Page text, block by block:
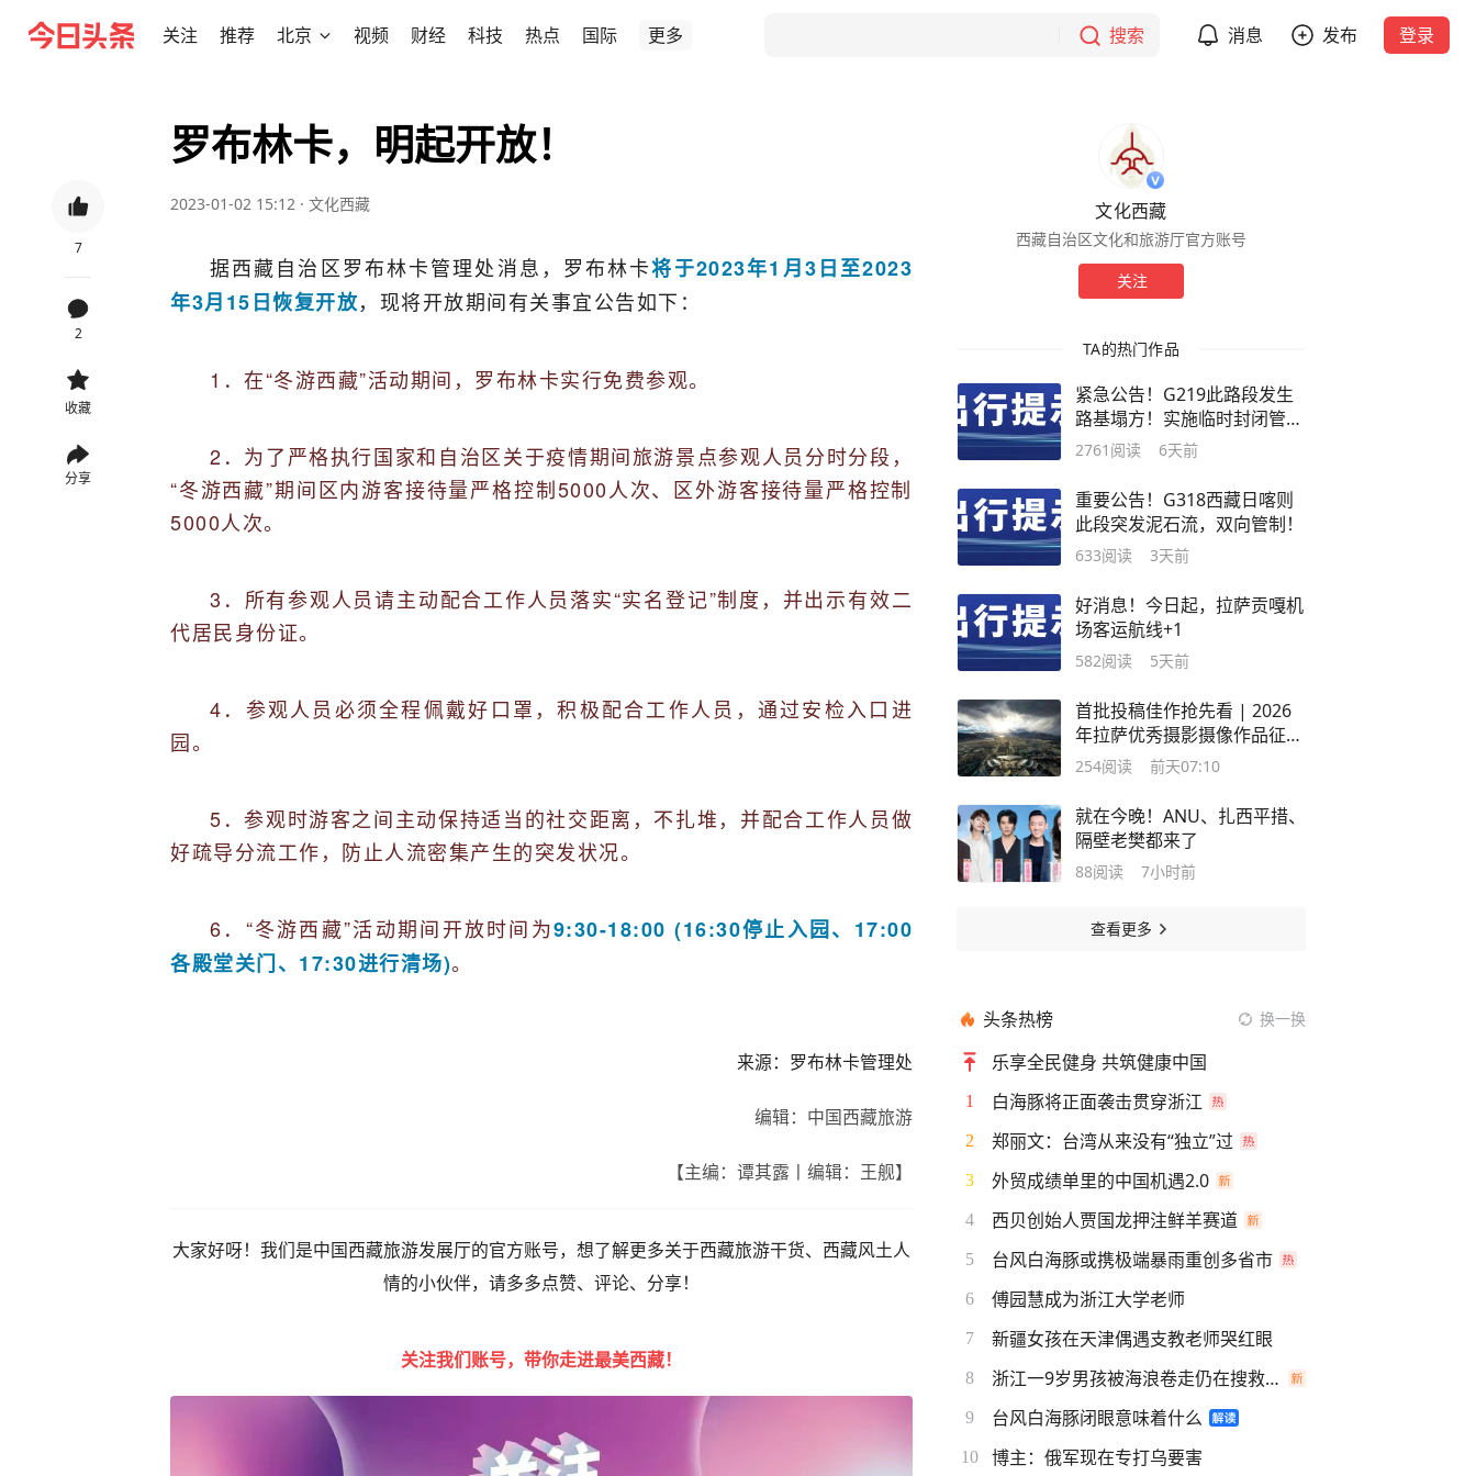
关注 推荐 北京 视频 财经 科技 热点 国际 更多 搜索 消息 发布 登录
7
2
收藏
分享
罗布林卡，明起开放！
2023-01-02 15:12 · 文化西藏
据西藏自治区罗布林卡管理处消息，罗布林卡将于2023年1月3日至2023
年3月15日恢复开放，现将开放期间有关事宜公告如下：
1．在“冬游西藏”活动期间，罗布林卡实行免费参观。
2．为了严格执行国家和自治区关于疫情期间旅游景点参观人员分时分段，
“冬游西藏”期间区内游客接待量严格控制5000人次、区外游客接待量严格控制
5000人次。
3．所有参观人员请主动配合工作人员落实“实名登记”制度，并出示有效二
代居民身份证。
4．参观人员必须全程佩戴好口罩，积极配合工作人员，通过安检入口进
园。
5．参观时游客之间主动保持适当的社交距离，不扎堆，并配合工作人员做
好疏导分流工作，防止人流密集产生的突发状况。
6．“冬游西藏”活动期间开放时间为9:30-18:00 (16:30停止入园、17:00
各殿堂关门、17:30进行清场)。
来源：罗布林卡管理处
编辑：中国西藏旅游
【主编：谭其露丨编辑：王舰】
大家好呀！我们是中国西藏旅游发展厅的官方账号，想了解更多关于西藏旅游干货、西藏风土人
情的小伙伴，请多多点赞、评论、分享！
关注我们账号，带你走进最美西藏！
文化西藏
西藏自治区文化和旅游厅官方账号
关注
TA的热门作品
紧急公告！G219此路段发生
路基塌方！实施临时封闭管
控！
2761 阅读 6天前
重要公告！G318西藏日喀则
此段突发泥石流，双向管制！
633阅读 3天前
好消息！今日起，拉萨贡嘎机
场客运航线+1
582阅读 5天前
首批投稿佳作抢先看 | 2026
年拉萨优秀摄影摄像作品征集
火热进行中
254阅读 前天07:10
就在今晚！ANU、扎西平措、
隔壁老樊都来了
88阅读 7小时前
查看更多
头条热榜 换一换
乐享全民健身 共筑健康中国
1 白海豚将正面袭击贯穿浙江
2 郑丽文：台湾从来没有“独立”过
3 外贸成绩单里的中国机遇2.0
4 西贝创始人贾国龙押注鲜羊赛道
5 台风白海豚或携极端暴雨重创多省市
6 傅园慧成为浙江大学老师
7 新疆女孩在天津偶遇支教老师哭红眼
8 浙江一9岁男孩被海浪卷走仍在搜救中
9 台风白海豚闭眼意味着什么
10 博主：俄军现在专打乌要害